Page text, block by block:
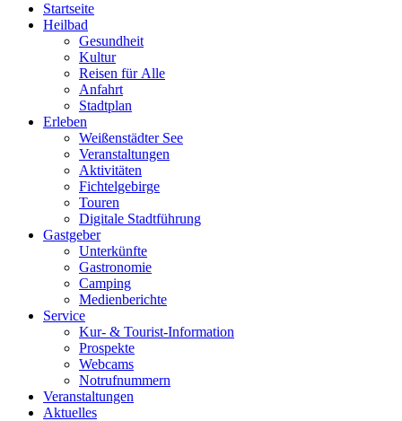
Start­sei­te
Heil­bad
Gesund­heit
Kul­tur
Rei­sen für Alle
Anfahrt
Stadt­plan
Erle­ben
Wei­ßen­städ­ter See
Ver­an­stal­tun­gen
Akti­vi­tä­ten
Fich­tel­ge­bir­ge
Tou­ren
Digi­ta­le Stadtführung
Gast­ge­ber
Unter­künf­te
Gas­tro­no­mie
Cam­ping
Medi­en­be­rich­te
Ser­vice
Kur- & Tourist-Information
Pro­spek­te
Web­cams
Not­ruf­num­mern
Ver­an­stal­tun­gen
Aktu­el­les